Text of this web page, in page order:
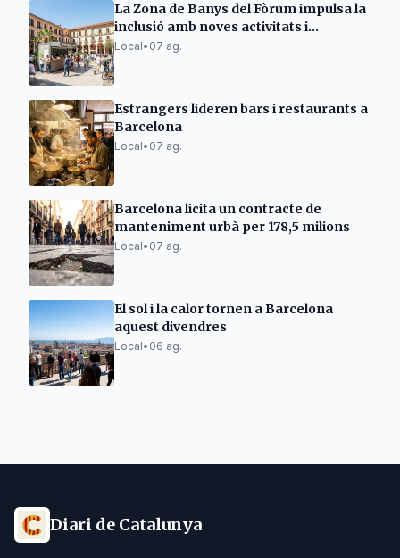
La Zona de Banys del Fòrum impulsa la
inclusió amb noves activitats i
guingueta
Local• 07 ag.
Estrangers lideren bars i restaurants a
Barcelona
Local• 07 ag.
Barcelona licita un contracte de
manteniment urbà per 178,5 milions
Local• 07 ag.
El sol i la calor tornen a Barcelona
aquest divendres
Local• 06 ag.
Diari de Catalunya